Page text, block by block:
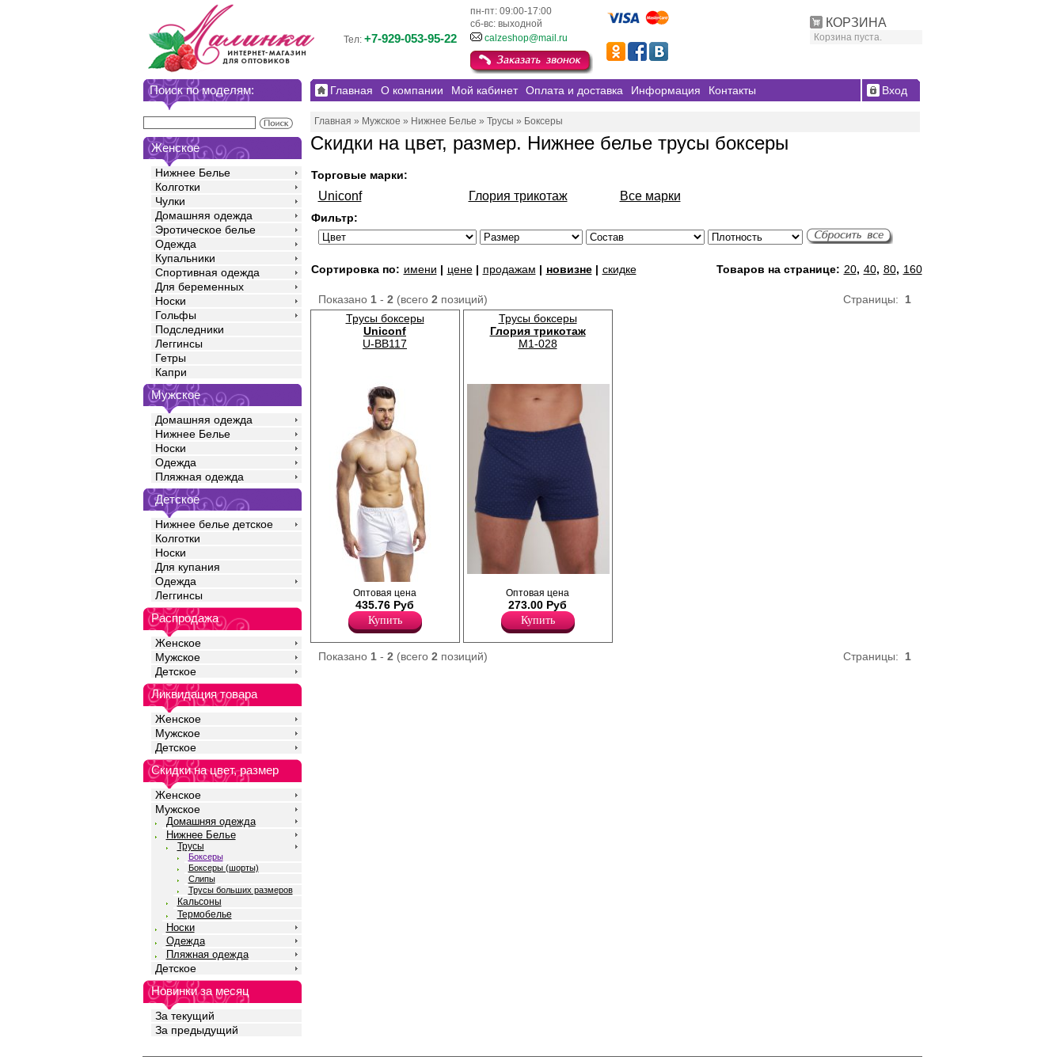
КОРЗИНА
Корзина пуста.
пн-пт: 09:00-17:00
сб-вс: выходной
Тел: +7-929-053-95-22 calzeshop@mail.ru
Поиск по моделям:
Женское
Нижнее Белье
Колготки
Чулки
Домашняя одежда
Эротическое белье
Одежда
Купальники
Спортивная одежда
Для беременных
Носки
Гольфы
Подследники
Леггинсы
Гетры
Капри
Мужское
Домашняя одежда
Нижнее Белье
Носки
Одежда
Пляжная одежда
Детское
Нижнее белье детское
Колготки
Носки
Для купания
Одежда
Леггинсы
Распродажа
Женское
Мужское
Детское
Ликвидация товара
Женское
Мужское
Детское
Скидки на цвет, размер
Женское
Мужское
Домашняя одежда
Нижнее Белье
Трусы
Боксеры
Боксеры (шорты)
Слипы
Трусы больших размеров
Кальсоны
Термобелье
Носки
Одежда
Пляжная одежда
Детское
Новинки за месяц
За текущий
За предыдущий
Главная О компании Мой кабинет Оплата и доставка Информация Контакты Вход
Главная » Мужское » Нижнее Белье » Трусы » Боксеры
Скидки на цвет, размер. Нижнее белье трусы боксеры
Торговые марки:
Uniconf Глория трикотаж Все марки
Фильтр:
Сортировка по: имени | цене| продажам | новизне| скидке Товаров на странице: 20, 40, 80, 160
Страницы: 1
Показано 1- 2(всего 2позиций)
Трусы боксеры
Uniconf
U-BB117
Трусы шорты мужские из премиального
гипоаллергенного хлопка, однотонные, с
удобным гульфиком.
Оптовая цена
435.76 Руб
Купить
Трусы боксеры
Глория трикотаж
М1-028
Трусы боксеры мужские из хлопка,
полуприлегающего силуэта, без гульфика.
Хлопок 100%
Оптовая цена
273.00 Руб
Купить
Страницы: 1
Показано 1- 2(всего 2позиций)